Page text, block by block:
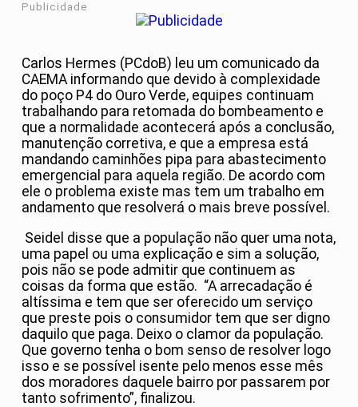
Publicidade
Carlos Hermes (PCdoB) leu um comunicado da
CAEMA informando que devido à complexidade
do poço P4 do Ouro Verde, equipes continuam
trabalhando para retomada do bombeamento e
que a normalidade acontecerá após a conclusão,
manutenção corretiva, e que a empresa está
mandando caminhões pipa para abastecimento
emergencial para aquela região. De acordo com
ele o problema existe mas tem um trabalho em
andamento que resolverá o mais breve possível.
Seidel disse que a população não quer uma nota,
uma papel ou uma explicação e sim a solução,
pois não se pode admitir que continuem as
coisas da forma que estão. “A arrecadação é
altíssima e tem que ser oferecido um serviço
que preste pois o consumidor tem que ser digno
daquilo que paga. Deixo o clamor da população.
Que governo tenha o bom senso de resolver logo
isso e se possível isente pelo menos esse mês
dos moradores daquele bairro por passarem por
tanto sofrimento”, finalizou.